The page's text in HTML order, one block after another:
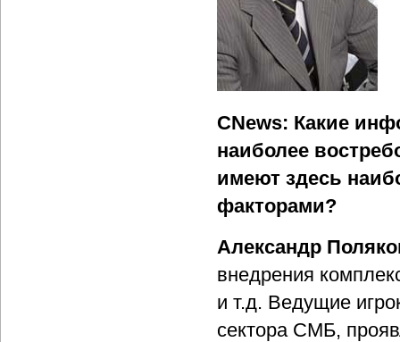
CNews: Какие
наиболее
имеют здесь
факторами?
Александр
внедрения
и т.д. Ведущие
сектора СМБ,